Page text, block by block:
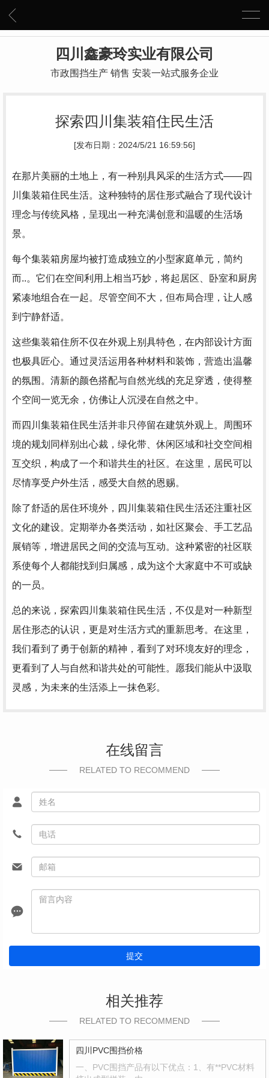
四川鑫豪玲实业有限公司
市政围挡生产 销售 安装一站式服务企业
探索四川集装箱住民生活
[发布日期：2024/5/21 16:59:56]
在那片美丽的土地上，有一种别具风采的生活方式——四
川集装箱住民生活。这种独特的居住形式融合了现代设计
理念与传统风格，呈现出一种充满创意和温暖的生活场
景。
每个集装箱房屋均被打造成独立的小型家庭单元，简约
而..。它们在空间利用上相当巧妙，将起居区、卧室和厨房
紧凑地组合在一起。尽管空间不大，但布局合理，让人感
到宁静舒适。
这些集装箱住所不仅在外观上别具特色，在内部设计方面
也极具匠心。通过灵活运用各种材料和装饰，营造出温馨
的氛围。清新的颜色搭配与自然光线的充足穿透，使得整
个空间一览无余，仿佛让人沉浸在自然之中。
而四川集装箱住民生活并非只停留在建筑外观上。周围环
境的规划同样别出心裁，绿化带、休闲区域和社交空间相
互交织，构成了一个和谐共生的社区。在这里，居民可以
尽情享受户外生活，感受大自然的恩赐。
除了舒适的居住环境外，四川集装箱住民生活还注重社区
文化的建设。定期举办各类活动，如社区聚会、手工艺品
展销等，增进居民之间的交流与互动。这种紧密的社区联
系使每个人都能找到归属感，成为这个大家庭中不可或缺
的一员。
总的来说，探索四川集装箱住民生活，不仅是对一种新型
居住形态的认识，更是对生活方式的重新思考。在这里，
我们看到了勇于创新的精神，看到了对环境友好的理念，
更看到了人与自然和谐共处的可能性。愿我们能从中汲取
灵感，为未来的生活添上一抹色彩。
在线留言
RELATED TO RECOMMEND
提交
相关推荐
RELATED TO RECOMMEND
四川PVC围挡价格
一、PVC围挡产品有以下优点：1、有**PVC材料